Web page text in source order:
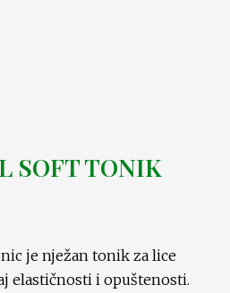
SOFT TONIK
je nježan tonik za lice
elastičnosti i opuštenosti.